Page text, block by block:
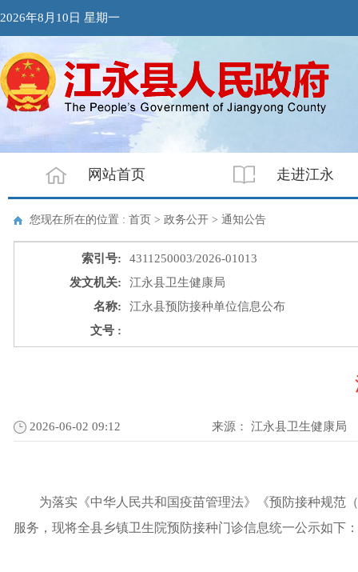
2026年8月10日 星期一
网站首页 走进江永
您现在所在的位置 : 首页 > 政务公开 > 通知公告
索引号:
4311250003/2026-01013
发文机关:
江永县卫生健康局
名称:
江永县预防接种单位信息公布
文号 :
2026-06-02 09:12 来源： 江永县卫生健康局
为落实《中华人民共和国疫苗管理法》《预防接种规范（
服务，现将全县乡镇卫生院预防接种门诊信息统一公示如下：